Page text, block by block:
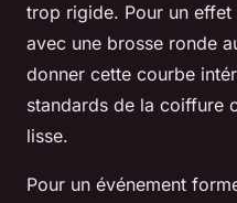
trop rigide. Pour un
avec une brosse ronde
donner cette courbe
standards de la coiffure
lisse.
Pour un événement